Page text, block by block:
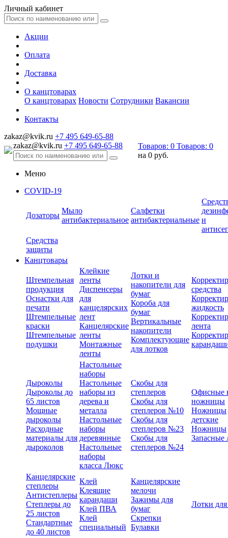
Личный кабинет
Акции
Оплата
Доставка
О канцтоварах
О канцтоварах Новости Сотрудники Вакансии
Контакты
zakaz@kvik.ru +7 495 649-65-88
zakaz@kvik.ru +7 495 649-65-88 Товаров: 0 Товаров: 0
на 0 руб.
Меню
COVID-19
Дозаторы
Мыло
антибактериальное
Салфетки
антибактериальные и
Средства
защиты
Канцтовары
Штемпельная
продукция
Оснастки для
печати
Штемпельные
краски
Штемпельные
подушки
Клейкие
ленты
Диспенсеры
для
канцелярских
лент
Канцелярские
ленты
Монтажные
ленты
Лотки и
накопители для
бумаг
Короба для
бумаг
Вертикальные
накопители
Комплектующие
для лотков
средства
жидкость
лента
Дыроколы
Дыроколы до
65 листов
Мощные
дыроколы
Расходные
материалы для
дыроколов
Настольные
наборы
Настольные
наборы из
дерева и
металла
Настольные
наборы
деревянные
Настольные
наборы
класса Люкс
Скобы для
степлеров
Скобы для
степлеров №10
Скобы для
степлеров №23
Скобы для
степлеров №24
Офисные
ножницы
Ножницы
детские
Ножницы
Запасные
Канцелярские
степлеры
Антистеплеры
Степлеры до
25 листов
Стандартные
до 40 листов
Клей
Клеящие
карандаши
Клей ПВА
Клей
специальный
Канцелярские
мелочи
Зажимы для
бумаг
Скрепки
Булавки
Лотки